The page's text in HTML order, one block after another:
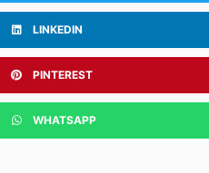
LINKEDIN
PINTEREST
WHATSAPP